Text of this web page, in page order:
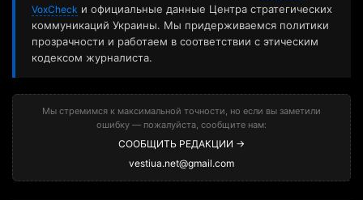
VoxCheck и официальные данные Центра стратегических
коммуникаций Украины. Мы придерживаемся политики
прозрачности и работаем в соответствии с этическим
кодексом журналиста.
Мы стремимся к максимальной точности, но если вы заметили
ошибку — пожалуйста, сообщите нам:
СООБЩИТЬ РЕДАКЦИИ →
vestiua.net@gmail.com